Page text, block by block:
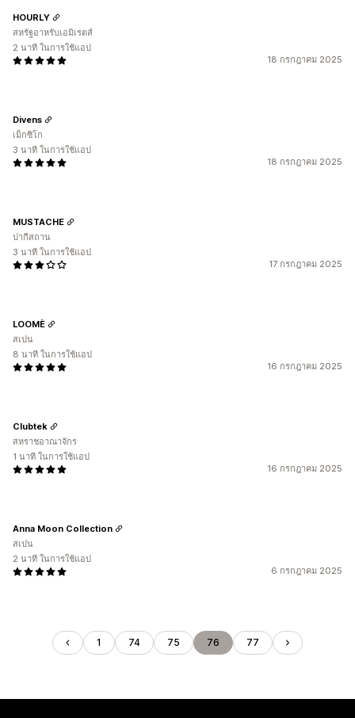
18 กรกฎาคม 2025
HOURLY
สหรัฐอาหรับเอมิเรตส์
2 นาที ในการใช้แอป
18 กรกฎาคม 2025
Divens
เม็กซิโก
3 นาที ในการใช้แอป
17 กรกฎาคม 2025
MUSTACHE
ปากีสถาน
3 นาที ในการใช้แอป
16 กรกฎาคม 2025
LOOMÈ
สเปน
8 นาที ในการใช้แอป
16 กรกฎาคม 2025
Clubtek
สหราชอาณาจักร
1 นาที ในการใช้แอป
6 กรกฎาคม 2025
Anna Moon Collection
สเปน
2 นาที ในการใช้แอป
1 74 75 76 77